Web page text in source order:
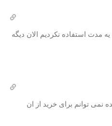
مدت استفاده نکردیم الان دیگه
نمی توانم برای خرید از ان